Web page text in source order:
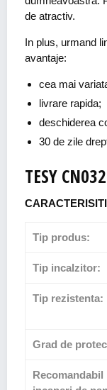
de atractiv.
In plus, urmand
avantaje:
cea mai
livrare rapida;
deschiderea
30 de zile
TESY
Tip produs:
Tip incalzitor:
Tip rezistenta:
Grad de
Recomandabil